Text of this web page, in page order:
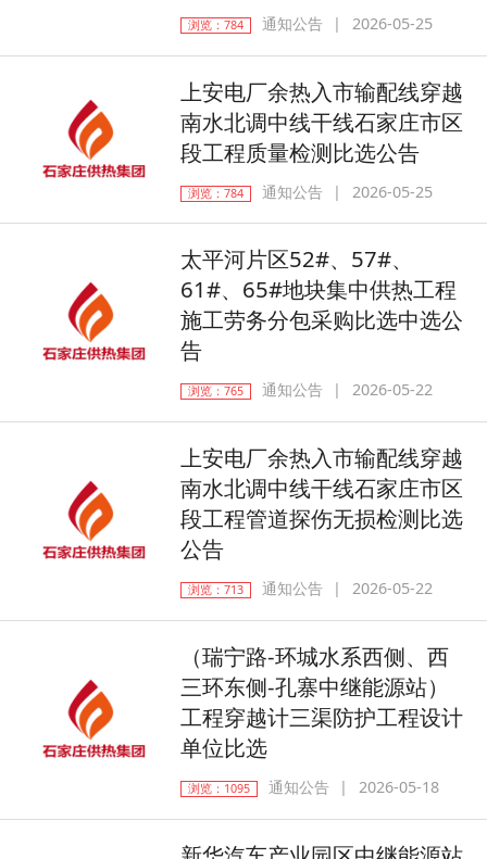
浏览：784 通知公告 2026-05-25
上安电厂余热入市输配线穿越
南水北调中线干线石家庄市区
段工程质量检测比选公告
浏览：784 通知公告 2026-05-25
太平河片区52#、57#、
61#、65#地块集中供热工程
施工劳务分包采购比选中选公
告
浏览：765 通知公告 2026-05-22
上安电厂余热入市输配线穿越
南水北调中线干线石家庄市区
段工程管道探伤无损检测比选
公告
浏览：713 通知公告 2026-05-22
（瑞宁路-环城水系西侧、西
三环东侧-孔寨中继能源站）
工程穿越计三渠防护工程设计
单位比选
浏览：1095 通知公告 2026-05-18